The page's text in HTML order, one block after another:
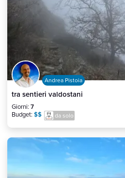
Andrea Pistoia
tra sentieri valdostani
Giorni: 7
Budget: $$ da solo